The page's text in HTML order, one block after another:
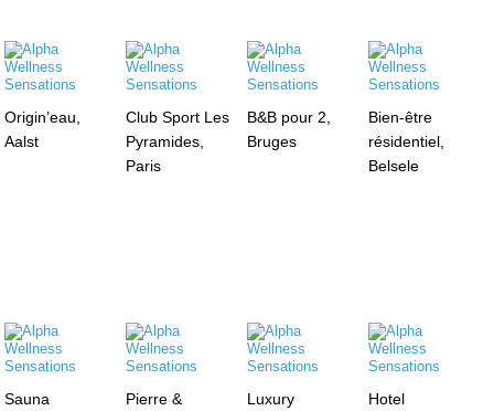
Origin’eau,
Aalst
Club Sport Les
Pyramides,
Paris
B&B pour 2,
Bruges
Bien-être
résidentiel,
Belsele
Sauna
Pierre &
Luxury
Hotel